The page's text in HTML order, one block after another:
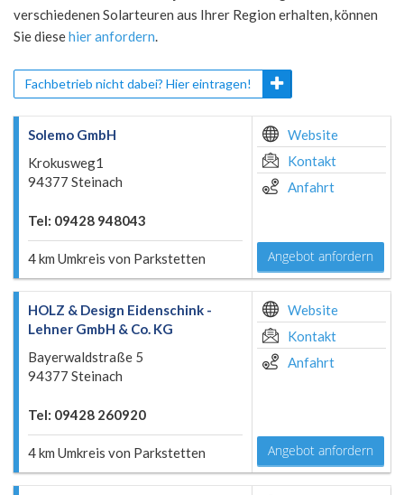
verschiedenen Solarteuren aus Ihrer Region erhalten, können
Sie diesehier anfordern.
Fachbetrieb nicht dabei? Hier eintragen!
Solemo GmbH
Krokusweg1
94377 Steinach
Tel: 09428 948043
4 km Umkreis von Parkstetten
Website
Kontakt
Anfahrt
Angebot anfordern
HOLZ & Design Eidenschink -
Lehner GmbH & Co. KG
Bayerwaldstraße 5
94377 Steinach
Tel: 09428 260920
4 km Umkreis von Parkstetten
Website
Kontakt
Anfahrt
Angebot anfordern